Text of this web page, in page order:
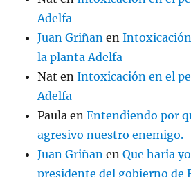
Adelfa
Juan Griñan en
la planta Adelfa
Nat enIntoxicación en el
Adelfa
Paula enEntendiendo por
agresivo nuestro enemigo.
Juan Griñan enQue haria
presidente del gobierno de